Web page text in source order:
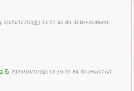
2025/10/10(金) 11:57:41.86 ID:B/+XURbF0
2025/10/10(金) 13:16:35.84 ID:cHta17w/0